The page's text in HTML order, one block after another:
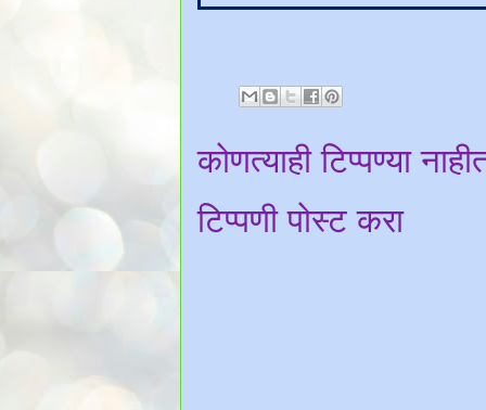
कोणत्याही टिप्पण्‍या
टिप्पणी पोस्ट करा